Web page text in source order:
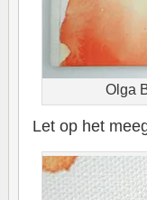
Olga
Let op het